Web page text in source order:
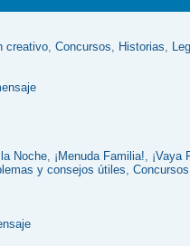
creativo,Concursos, Historias,
Noche ¡Menuda Familia! ¡Vaya
y consejos útiles ,Concursos